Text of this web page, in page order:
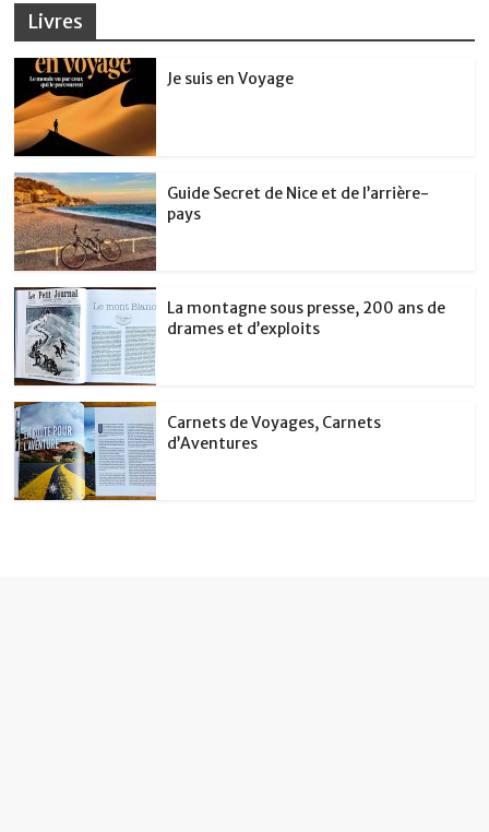
Livres
Je suis en Voyage
Guide Secret de Nice et de l’arrière-
pays
La montagne sous presse, 200 ans de
drames et d’exploits
Carnets de Voyages, Carnets
d’Aventures